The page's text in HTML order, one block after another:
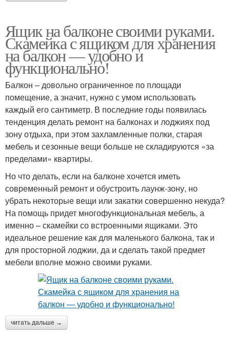
Ящик на балконе своими руками.
Скамейка с ящиком для хранения
на балкон — удобно и
функционально!
Балкон – довольно ограниченное по площади
помещение, а значит, нужно с умом использовать
каждый его сантиметр. В последние годы появилась
тенденция делать ремонт на балконах и лоджиях под
зону отдыха, при этом захламленные полки, старая
мебель и сезонные вещи больше не складируются «за
пределами» квартиры.
Но что делать, если на балконе хочется иметь
современный ремонт и обустроить лаунж-зону, но
убрать некоторые вещи или закатки совершенно некуда?
На помощь придет многофункциональная мебель, а
именно – скамейки со встроенными ящиками. Это
идеальное решение как для маленького балкона, так и
для просторной лоджии, да и сделать такой предмет
мебели вполне можно своими руками.
читать дальше →